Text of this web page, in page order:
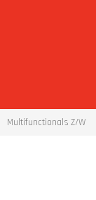
Multifunctionals Z/W